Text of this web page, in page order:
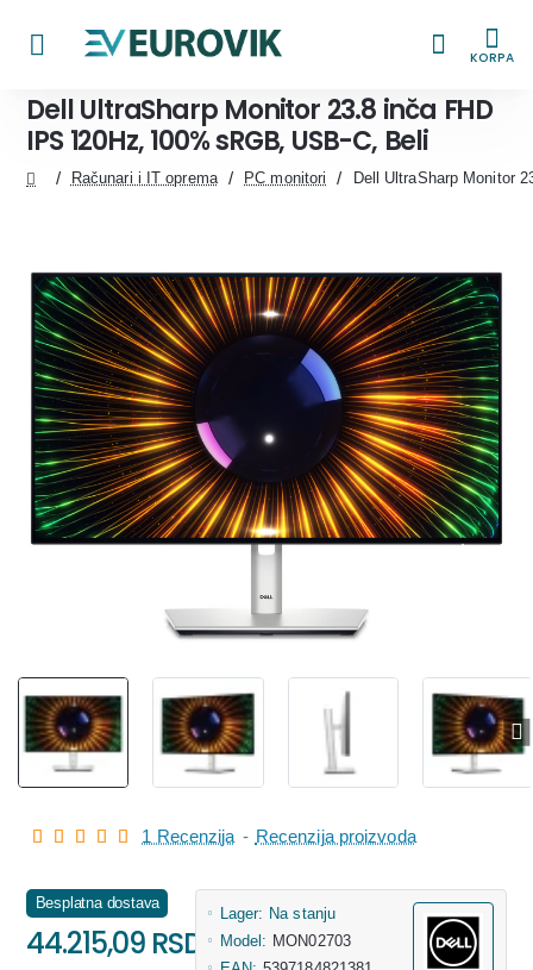
KORPA
Dell UltraSharp Monitor 23.8 inča FHD
IPS 120Hz, 100% sRGB, USB-C, Beli
Računari i IT oprema PC monitori Dell UltraSharp Monitor
1 Recenzija - Recenzija proizvoda
Besplatna dostava
44.215,09 RSD
Lager: Na stanju
Model: MON02703